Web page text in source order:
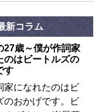
新コラム
27歳～僕が作詞家
のはビートルズの
す
家になれたのはビ
のおかげです。ビ